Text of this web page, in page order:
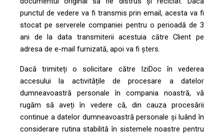
punctul de vedere va fi transmis prin email, acesta va fi
stocat pe serverele companiei pentru o perioadă de 3
ani de la data transmiterii acestuia către Client pe
adresa de e-mail furnizată, apoi va fi șters.
Dacă trimiteți o solicitare către IziDoc în vederea
accesului la activitățile de procesare a datelor
dumneavoastră personale în compania noastră, vă
rugăm să aveți în vedere că, din cauza procesării
continue a datelor dumneavoastră personale și luând în
considerare rutina stabilită în sistemele noastre pentru